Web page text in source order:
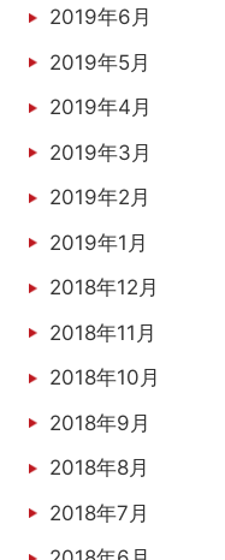
2019年6月
2019年5月
2019年4月
2019年3月
2019年2月
2019年1月
2018年12月
2018年11月
2018年10月
2018年9月
2018年8月
2018年7月